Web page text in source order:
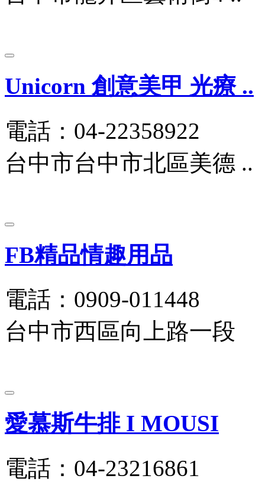
Unicorn 創意美甲 光療 ..
電話：04-22358922
台中市台中市北區美德 ..
FB精品情趣用品
電話：0909-011448
台中市西區向上路一段
愛慕斯牛排 I MOUSI
電話：04-23216861